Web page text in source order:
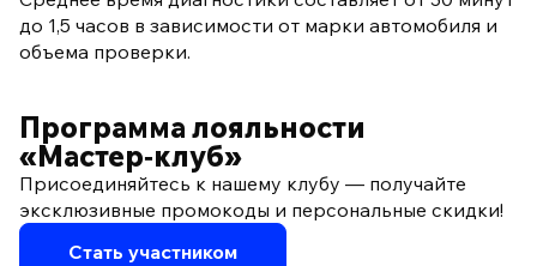
до 1,5 часов в зависимости от марки автомобиля и
объема проверки.
Программа лояльности
«Мастер‑клуб»
Присоединяйтесь к нашему клубу — получайте
эксклюзивные промокоды и персональные скидки!
Стать участником